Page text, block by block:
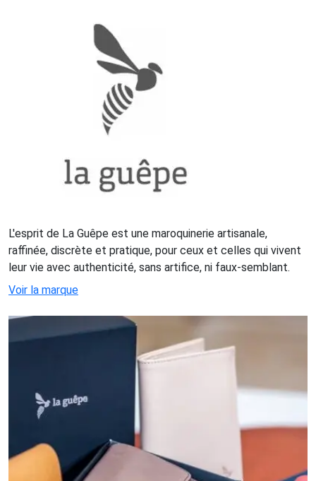
L'esprit de La Guêpe est une maroquinerie artisanale,
raffinée, discrète et pratique, pour ceux et celles qui vivent
leur vie avec authenticité, sans artifice, ni faux-semblant.
Voir la marque